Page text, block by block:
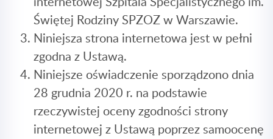
Świętej Rodziny SPZOZ w Warszawie.
Niniejsza strona internetowa jest w pełni
zgodna z Ustawą.
Niniejsze oświadczenie sporządzono dnia
28 grudnia 2020 r. na podstawie
rzeczywistej oceny zgodności strony
internetowej z Ustawą poprzez samoocenę